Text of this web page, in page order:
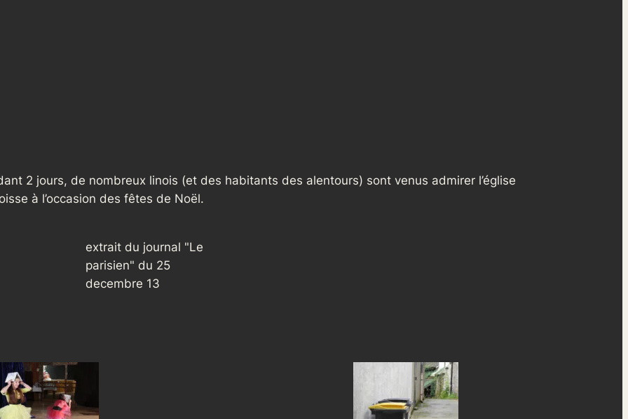
2 jours, de nombreux linois (et des habitants des alentours) sont venus admirer l’église
à l’occasion des fêtes de Noël.
extrait du journal "Le
parisien" du 25
decembre 13